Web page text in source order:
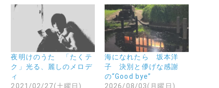
o
に
は
ク
て
友
達
に
メ
ー
ル
リ
ン
ク
送
て
有
い
ウ
ィ
ド
夜明けのうた 「たくテ
ク」光る、麗しのメロデ
ィ
2021/02/27(土曜日)
海になれたら 坂本洋
子 決別と儚げな感謝
の“Good bye”
2026/08/03(月曜日)